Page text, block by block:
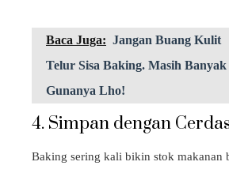
Baca Juga: Jangan Buang Kulit
Telur Sisa Baking. Masih Banyak
Gunanya Lho!
4. Simpan dengan Cerdas
Baking sering kali bikin stok makanan